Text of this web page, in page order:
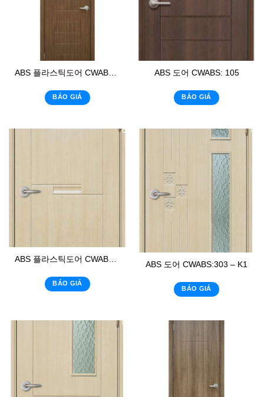
ABS 플라스틱도어 CWABS: 105-1
BÁO GIÁ
ABS 도어 CWABS: 105
BÁO GIÁ
ABS 플라스틱도어 CWABS: 111
BÁO GIÁ
ABS 도어 CWABS:303 – K1
BÁO GIÁ